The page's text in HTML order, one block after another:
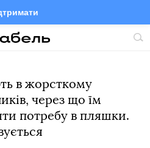
TelegramTwitter
в жорсткому
через що їм
потребу в пляшки.